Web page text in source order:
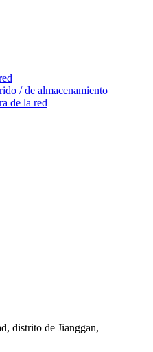
/ de almacenamiento
de la red
distrito de Jianggan,